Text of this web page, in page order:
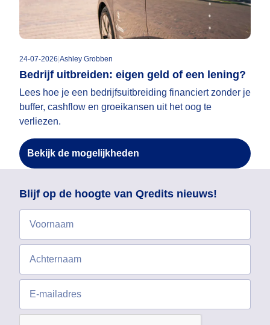
24-07-2026 Ashley Grobben
Bedrijf uitbreiden: eigen geld of een lening?
Lees hoe je een bedrijfsuitbreiding financiert zonder je
buffer, cashflow en groeikansen uit het oog te
verliezen.
Bekijk de mogelijkheden
Blijf op de hoogte van Qredits nieuws!